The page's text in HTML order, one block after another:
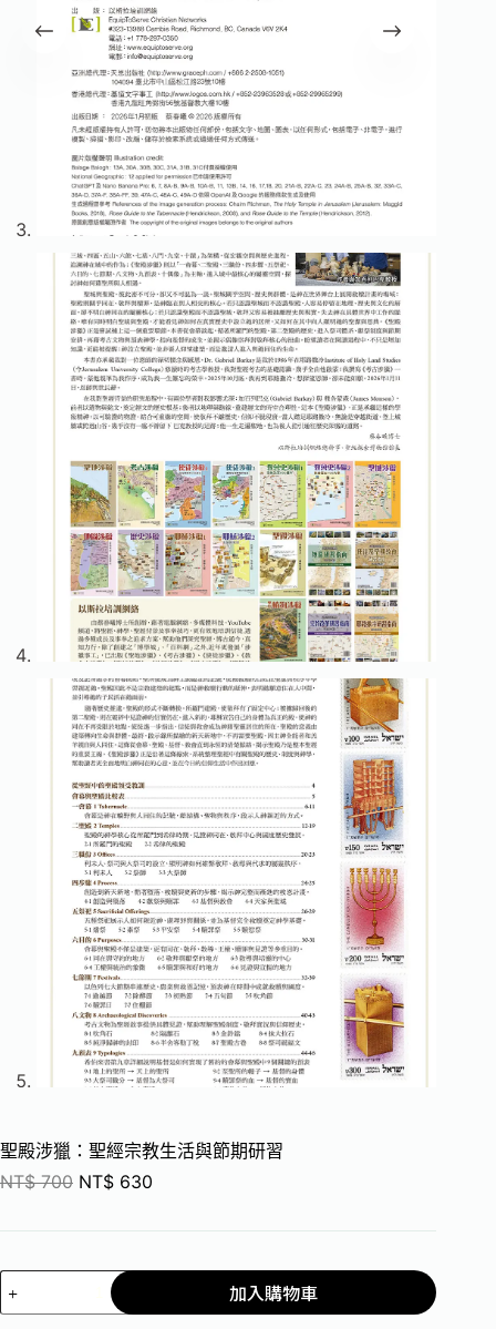
聖殿涉獵：聖經宗教生活與節期研習
NT$700 NT$ 630
加入購物車